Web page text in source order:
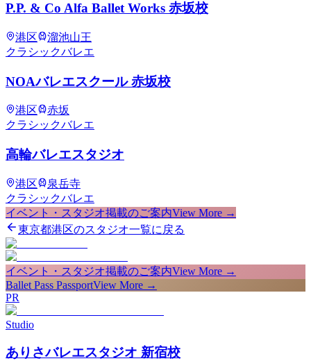
P.P. & Co Alfa Ballet Works 赤坂校
港区
溜池山王
クラシックバレエ
NOAバレエスクール 赤坂校
港区
赤坂
クラシックバレエ
高輪バレエスタジオ
港区
泉岳寺
クラシックバレエ
イベント・スタジオ掲載のご案内View More →
東京都港区のスタジオ一覧に戻る
イベント・スタジオ掲載のご案内View More →
Ballet Pass PassportView More →
PR
Studio
ありさバレエスタジオ 新宿校